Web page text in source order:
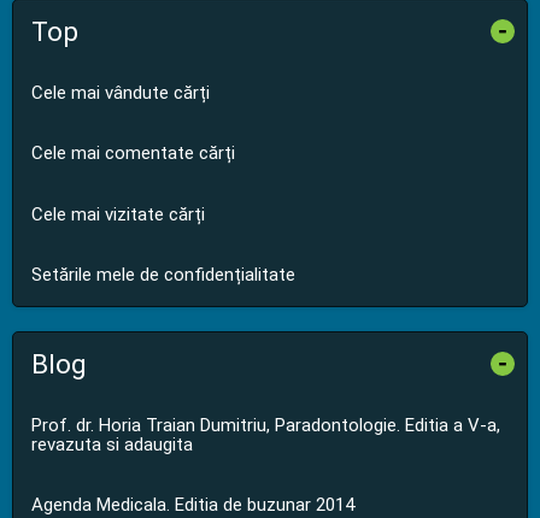
Top -
Cele mai vândute cărți
Cele mai comentate cărți
Cele mai vizitate cărți
Setările mele de confidențialitate
Blog -
Prof. dr. Horia Traian Dumitriu, Paradontologie. Editia a V-a,
revazuta si adaugita
Agenda Medicala. Editia de buzunar 2014